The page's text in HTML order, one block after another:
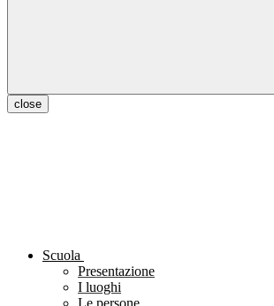
close
Scuola
Presentazione
I luoghi